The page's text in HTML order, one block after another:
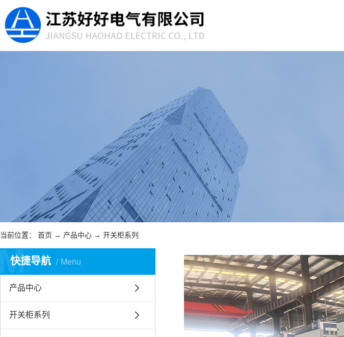
当前位置： 首页 → 产品中心 → 开关柜系列
快捷导航 Menu
产品中心
开关柜系列